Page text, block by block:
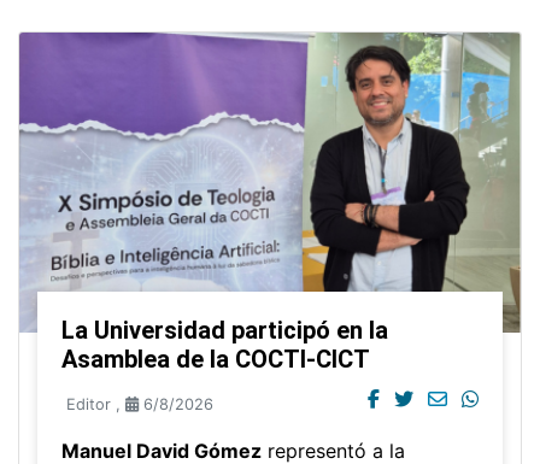
La Universidad participó en la
Asamblea de la COCTI-CICT
Editor , 6/8/2026
Manuel David Gómez representó a la